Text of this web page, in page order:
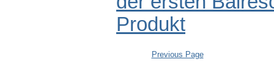
Produkt
Previous Page